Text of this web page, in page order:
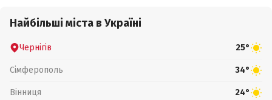
Найбільші міста в Україні
Чернігів 25°
Сімферополь 34°
Вінниця 24°